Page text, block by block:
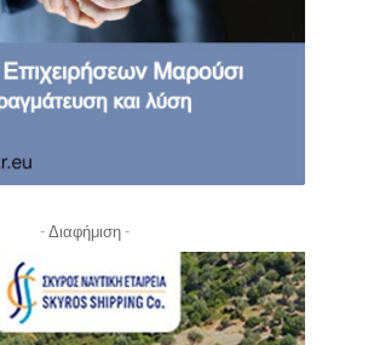
- Διαφήμιση -